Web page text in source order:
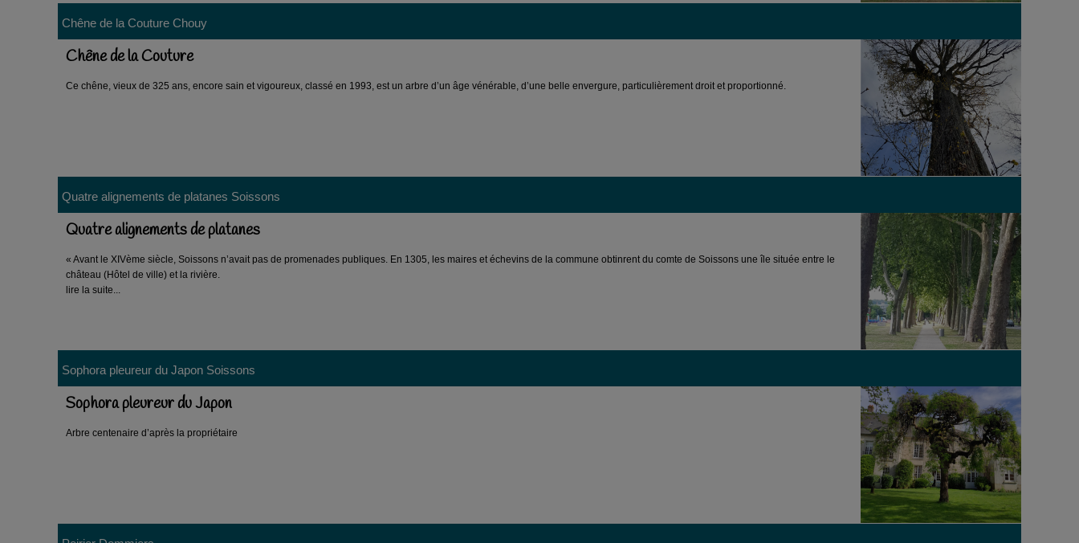
Chêne de la Couture Chouy
Chêne de la Couture
Ce chêne, vieux de 325 ans, encore sain et vigoureux, classé en 1993, est un arbre d’un âge vénérable, d’une belle envergure, particulièrement droit et proportionné.
Quatre alignements de platanes Soissons
Quatre alignements de platanes
« Avant le XIVème siècle, Soissons n’avait pas de promenades publiques. En 1305, les maires et échevins de la commune obtinrent du comte de Soissons une île située entre le
château (Hôtel de ville) et la rivière.
lire la suite...
Sophora pleureur du Japon Soissons
Sophora pleureur du Japon
Arbre centenaire d’après la propriétaire